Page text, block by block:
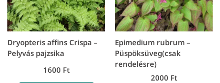
Dryopteris affins Crispa –
Pelyvás pajzsika
1600 Ft
Epimedium rubrum –
Püspöksüveg(csak
rendelésre)
2000 Ft